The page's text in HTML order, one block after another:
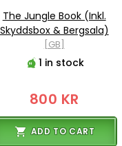
The Jungle Book (Inkl.
Skyddsbox & Bergsala)
[GB]
1 in stock
800 KR
ADD TO CART